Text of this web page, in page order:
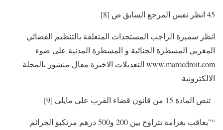
45 انظر نفس المرجع السابق ص [8]
انظر سميرة الراجب المستجدات المتعلقة بالتنظيم القضائي
المغربي المسطرة الجنائية و المسطرة المدنية على ضوء
www.marocdroit.com التعديلات الاخيرة مقال منشور بالمجلة
الالكترونية
تنص المادة 15 من قانون قضاء القرب على مايلى [9]
“”يعاقب بغرامة تتراوح بين 200 و500 درهم مرتكبو الجرائم